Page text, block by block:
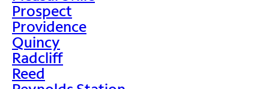
Prospect
Providence
Quincy
Radcliff
Reed